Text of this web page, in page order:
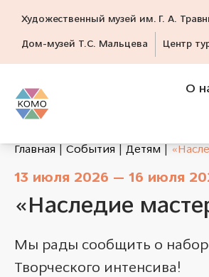
Художественный музей им. Г. А.
Дом-музей Т.С. Мальцева Центр
О
Главная События Детям
13 июля 2026 — 16 июля
«Наследие
Мы рады сообщить о
Творческого интенсива!